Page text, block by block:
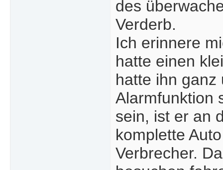
des
Verderb.
Ich erinnere
hatte einen
hatte ihn ganz
Alarmfunktion
sein, ist er an
komplette
Verbrecher.